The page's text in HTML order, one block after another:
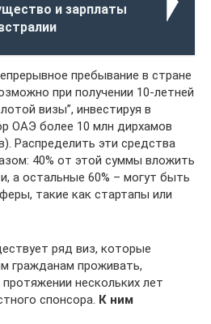
и зарплаты
пребывание в стране
при получении 10-летней
визы”, инвестируя в
ОАЭ более 10 млн дирхамов
Распределить эти средства
40% от этой суммы вложить
а остальные 60% – могут быть
такие как стартапы или
ряд виз, которые
гражданам проживать,
нескольких лет
спонсора. К ним